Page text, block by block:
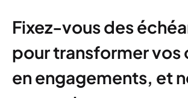
Fixez-vous des
pour transformer
en engagements, et